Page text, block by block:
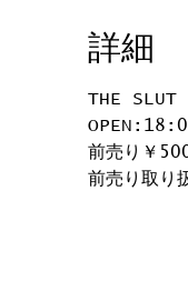
詳細
THE SLUT
前売り￥
前売り取り